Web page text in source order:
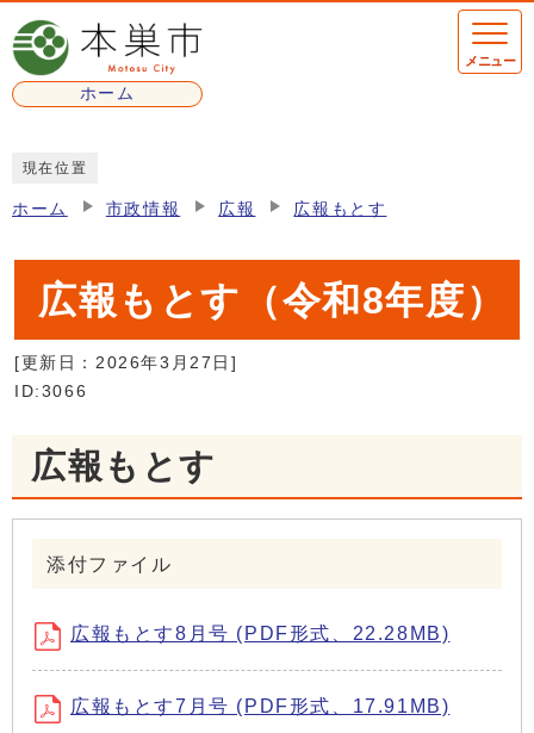
ページの先頭です
ホーム
メニュー
現在位置
ホーム 市政情報 広報 広報もとす
広報もとす（令和8年度）
[更新日： 2026年3月27日 ]
ID:3066
広報もとす
添付ファイル
広報もとす8月号 (PDF形式、22.28MB)
広報もとす7月号 (PDF形式、17.91MB)